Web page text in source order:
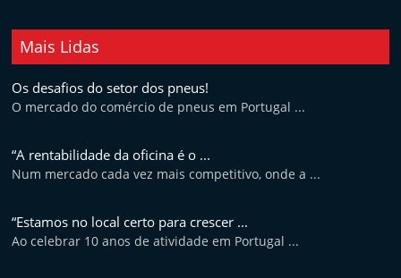
Mais Lidas
Os desafios do setor dos pneus!
O mercado do comércio de pneus em Portugal ...
“A rentabilidade da oficina é o ...
Num mercado cada vez mais competitivo, onde a ...
“Estamos no local certo para crescer ...
Ao celebrar 10 anos de atividade em Portugal ...